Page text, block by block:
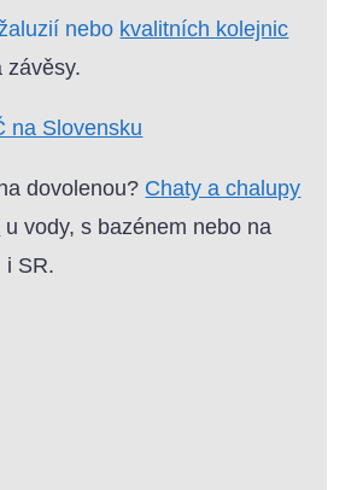
nebo kvalitních kolejnic
závěsy.
na Slovensku
dovolenou? Chaty a chalupy
u vody, s bazénem nebo na
i SR.